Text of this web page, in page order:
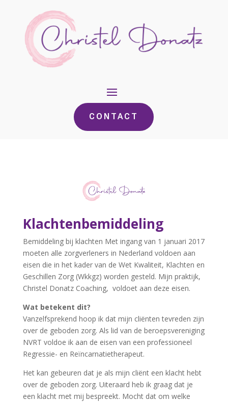
CONTACT
Klachtenbemiddeling
Bemiddeling bij klachten Met ingang van 1 januari 2017
moeten alle zorgverleners in Nederland voldoen aan
eisen die in het kader van de Wet Kwaliteit, Klachten en
Geschillen Zorg (Wkkgz) worden gesteld. Mijn praktijk,
Christel Donatz Coaching, voldoet aan deze eisen.
Wat betekent dit?
Vanzelfsprekend hoop ik dat mijn cliënten tevreden zijn
over de geboden zorg. Als lid van de beroepsvereniging
NVRT voldoe ik aan de eisen van een professioneel
Regressie- en Reïncarnatietherapeut.
Het kan gebeuren dat je als mijn cliënt een klacht hebt
over de geboden zorg. Uiteraard heb ik graag dat je
een klacht met mij bespreekt. Mocht dat om welke